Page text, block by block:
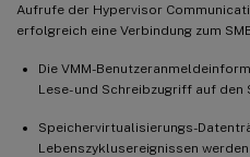
Aufrufe der Hypervisor
erfolgreich eine Verbindung zum
Die VMM-
Lese- und Schreibzugriff auf den
Speichervirtualisierungs-
Lebenszyklusereignissen